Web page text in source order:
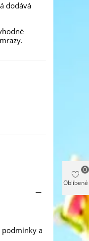
dodává
podmínky a
Oblíbené
0